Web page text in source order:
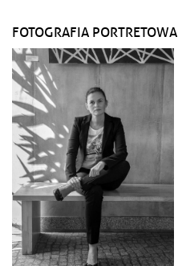
FOTOGRAFIA PORTRETOWA